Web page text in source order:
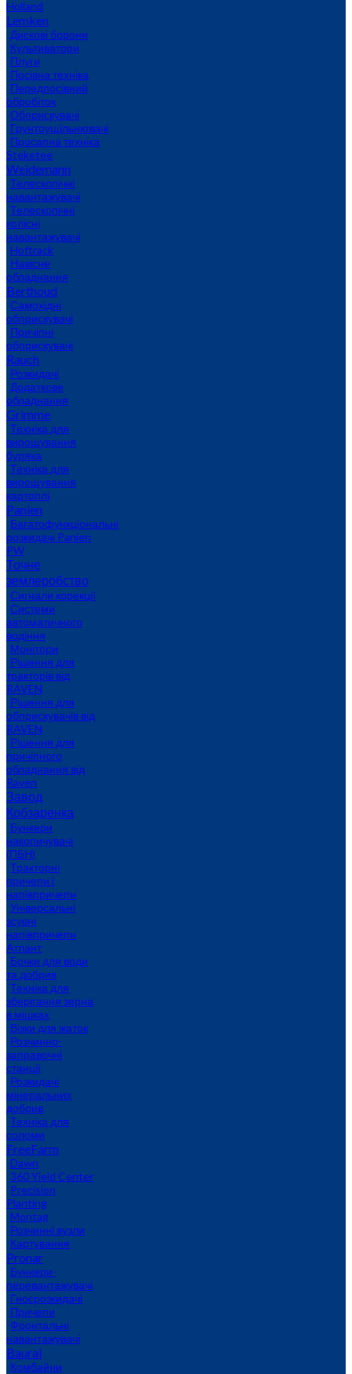
Holland
Lemken
Дискові борони
Культиватори
Плуги
Посівна техніка
Передпосівний
обробіток
Обприскувачі
Грунтоущільнювачі
Просапна техніка
Steketee
Weidemann
Телескопічні
навантажувачі
Телескопічні
колісні
навантажувачі
Hoftrack
Навісне
обладнання
Berthoud
Самохідні
обприскувачі
Причіпні
обприскувачі
Rauch
Розкидачі
Додаткове
обладнання
Grimme
Техніка для
вирощування
буряка
Техніка для
вирощування
картоплі
Panien
Багатофункціональні
розкидачі Panien
PW
Точне
землеробство
Сигнали корекції
Системи
автоматичного
водіння
Монітори
Рішення для
тракторів від
RAVEN
Рішення для
обприскувачів від
RAVEN
Рішення для
причіпного
обладнання від
Raven
Завод
Кобзаренка
Бункери
накопичувачі
(ПБН)
Тракторні
причепи i
напiвпричепи
Універсальні
зсувні
напівпричепи
Атлант
Бочки для води
та добрив
Техніка для
зберігання зерна
в мішках
Візки для жаток
Розчинно-
заправочні
станції
Розкидачі
мінеральних
добрив
Техніка для
соломи
FreeFarm
Dawn
360 Yield Center
Precision
Planting
Montag
Розчинні вузли
Картування
Pronar
Бункери-
перевантажувачі
Гноєрозкидачі
Причепи
Фронтальні
навантажувачі
Baural
Комбайни